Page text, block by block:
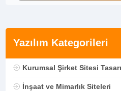
Yazılım Kategorileri
Kurumsal Şirket Sitesi
İnşaat ve Mimarlık Siteleri